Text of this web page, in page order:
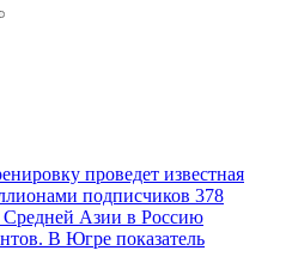
проведет известная
подписчиков 378
Средней Азии в Россию
В Югре показатель